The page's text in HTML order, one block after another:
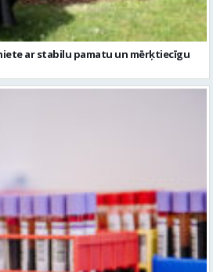
ar stabilu pamatu un mērķtiecīgu